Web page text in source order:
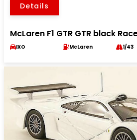
Details
McLaren F1 GTR GTR black
IXO McLaren 1/43